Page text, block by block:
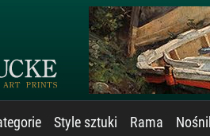
Style sztuki Rama